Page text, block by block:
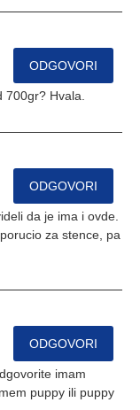
ODGOVORI
700gr? Hvala.
ODGOVORI
da je ima i ovde.
za stence, pa
ODGOVORI
imam
puppy ili puppy